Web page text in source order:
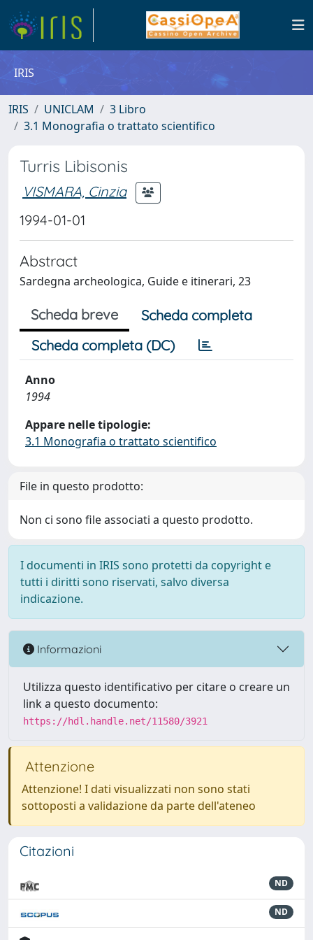
IRIS
IRIS UNICLAM
3 Libro
3.1 Monografia o trattato scientifico
Turris Libisonis
VISMARA, Cinzia
1994-01-01
Abstract
Sardegna archeologica, Guide e itinerari, 23
Scheda breve
Scheda completa
Scheda completa (DC)
Anno
1994
Appare nelle tipologie:
3.1 Monografia o trattato scientifico
File in questo prodotto:
Non ci sono file associati a questo prodotto.
I documenti in IRIS sono protetti da copyright e
tutti i diritti sono riservati, salvo diversa
indicazione.
Informazioni
Utilizza questo identificativo per citare o creare un
link a questo documento:
https://hdl.handle.net/11580/3921
Attenzione
Attenzione! I dati visualizzati non sono stati
sottoposti a validazione da parte dell'ateneo
Citazioni
ND
ND